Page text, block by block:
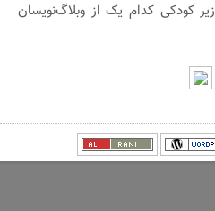
کودکی کدام یک از وبلاگ‌نویسان